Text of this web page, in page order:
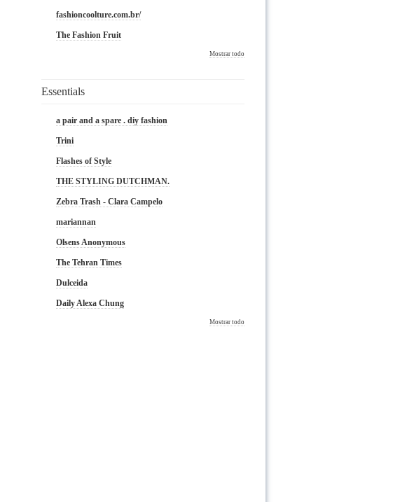
fashioncoolture.com.br/
The Fashion Fruit
Mostrar todo
Essentials
a pair and a spare . diy fashion
Trini
Flashes of Style
THE STYLING DUTCHMAN.
Zebra Trash - Clara Campelo
mariannan
Olsens Anonymous
The Tehran Times
Dulceida
Daily Alexa Chung
Mostrar todo